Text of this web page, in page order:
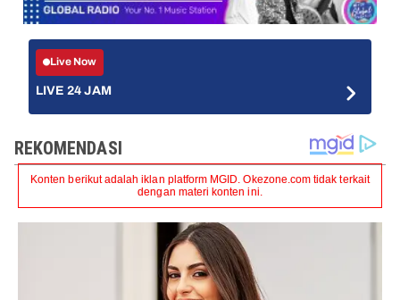
Live Now
LIVE 24 JAM